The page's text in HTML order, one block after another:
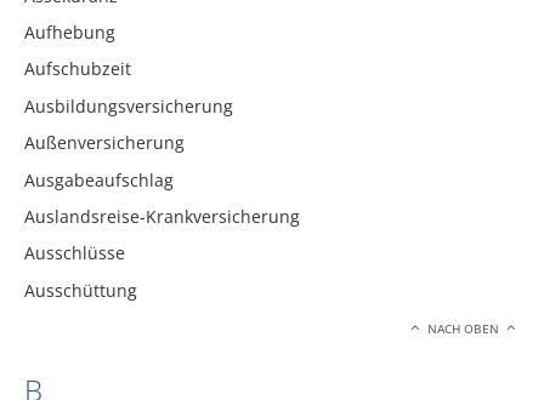
Aufhebung
Aufschubzeit
Ausbildungsversicherung
Außenversicherung
Ausgabeaufschlag
Auslandsreise-Krankversicherung
Ausschlüsse
Ausschüttung
NACH OBEN
B